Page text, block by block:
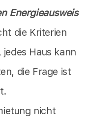
Energieausweis
die Kriterien
Haus kann
die Frage ist
nicht